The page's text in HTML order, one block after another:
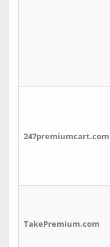
247premiumcart.com
TakePremium.com